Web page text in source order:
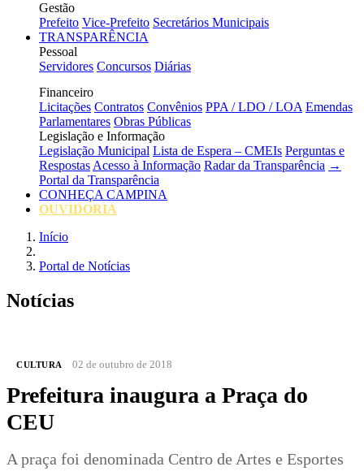
Gestão
Prefeito Vice-Prefeito Secretários Municipais
TRANSPARÊNCIA
Pessoal
Servidores Concursos Diárias
Financeiro
Licitações Contratos Convênios PPA / LDO / LOA Emendas
Parlamentares Obras Públicas
Legislação e Informação
Legislação Municipal Lista de Espera – CMEIs Perguntas e
Respostas Acesso à Informação Radar da Transparência →
Portal da Transparência
CONHEÇA CAMPINA
OUVIDORIA
Início
Portal de Notícias
Notícias
CULTURA 02 de outubro de 2018
Prefeitura inaugura a Praça do
CEU
A praça foi denominada Centro de Artes e Esportes